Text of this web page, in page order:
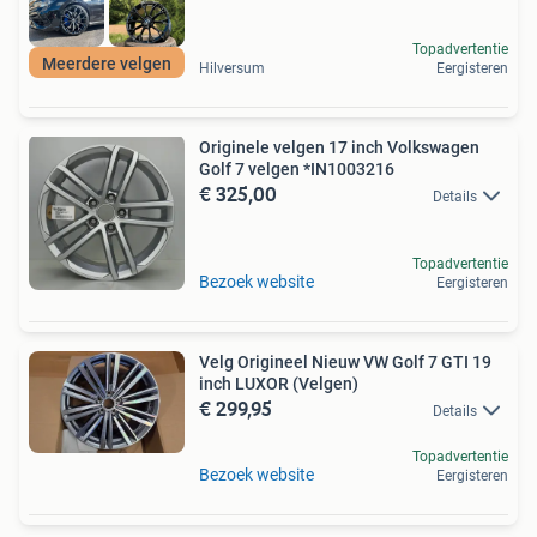
Meerdere velgen Hilversum
Topadvertentie
Eergisteren
Originele velgen 17 inch Volkswagen
Golf 7 velgen *IN1003216
€ 325,00 Details
Bezoek website
Topadvertentie
Eergisteren
Velg Origineel Nieuw VW Golf 7 GTI 19
inch LUXOR (Velgen)
€ 299,95 Details
Bezoek website
Topadvertentie
Eergisteren